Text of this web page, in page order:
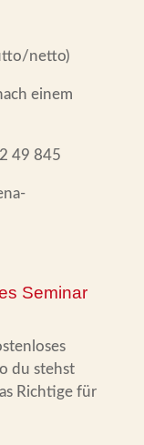
netto)
einem
49 845
Seminar
du stehst
Richtige für